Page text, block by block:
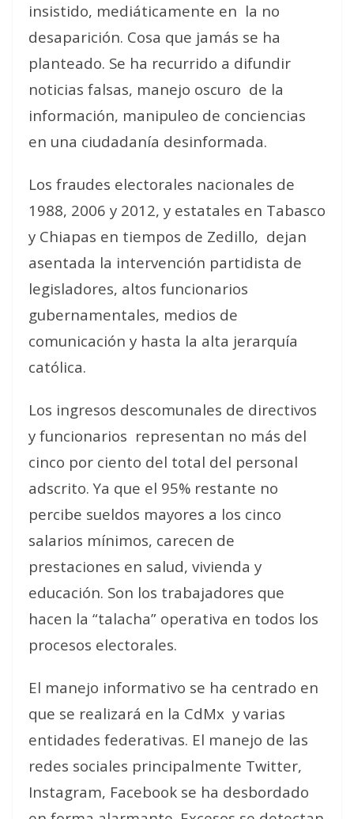
insistido, mediáticamente en la no
desaparición. Cosa que jamás se ha
planteado. Se ha recurrido a difundir
noticias falsas, manejo oscuro de la
información, manipuleo de conciencias
en una ciudadanía desinformada.
Los fraudes electorales nacionales de
1988, 2006 y 2012, y estatales en Tabasco
y Chiapas en tiempos de Zedillo, dejan
asentada la intervención partidista de
legisladores, altos funcionarios
gubernamentales, medios de
comunicación y hasta la alta jerarquía
católica.
Los ingresos descomunales de directivos
y funcionarios representan no más del
cinco por ciento del total del personal
adscrito. Ya que el 95% restante no
percibe sueldos mayores a los cinco
salarios mínimos, carecen de
prestaciones en salud, vivienda y
educación. Son los trabajadores que
hacen la “talacha” operativa en todos los
procesos electorales.
El manejo informativo se ha centrado en
que se realizará en la CdMx y varias
entidades federativas. El manejo de las
redes sociales principalmente Twitter,
Instagram, Facebook se ha desbordado